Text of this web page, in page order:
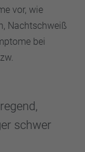
vor, wie
Nachtschweiß
bei
schwer